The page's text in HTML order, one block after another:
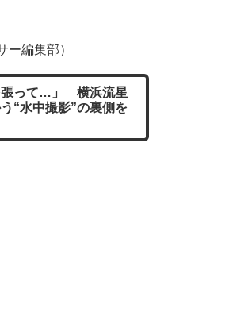
ー編集部）
張って…」 横浜流星
“水中撮影”の裏側を